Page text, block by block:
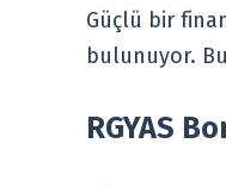
Güçlü bir
bulunuyor.
RGYAS